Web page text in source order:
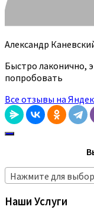
Александр
Быстро лаконично,
попробовать
Все отзывы на
Нажмите для
Наши Услуги